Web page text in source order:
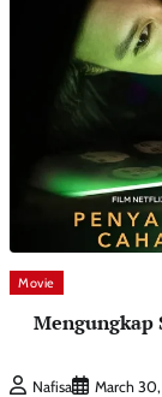
Movie
Mengungkap
Nafisa March